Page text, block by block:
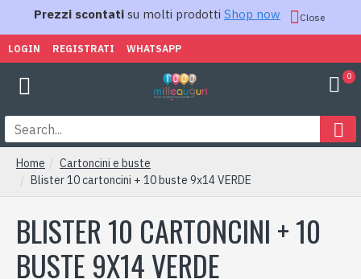
Prezzi scontati su molti prodotti Shop now Close
LOGIN REGISTRATI WHATSAPP
0
Home
Cartoncini e buste
Blister 10 cartoncini + 10 buste 9x14 VERDE
BLISTER 10 CARTONCINI + 10
BUSTE 9X14 VERDE